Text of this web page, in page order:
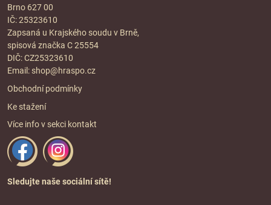
Brno 627 00
IČ: 25323610
Zapsaná u Krajského soudu v Brně,
spisová značka C 25554
DIČ: CZ25323610
Email: shop@hraspo.cz
Obchodní podmínky
Ke stažení
Více info v sekci kontakt
Sledujte naše sociální sítě!